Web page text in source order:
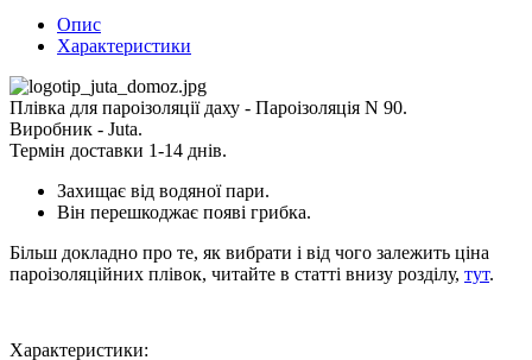
Опис
Характеристики
Плівка для пароізоляції даху - Пароізоляція N 90.
Виробник - Juta.
Термін доставки 1-14 днів.
Захищає від водяної пари.
Він перешкоджає появі грибка.
Більш докладно про те, як вибрати і від чого залежить ціна
пароізоляційних плівок, читайте в статті внизу розділу, тут.
Характеристики: